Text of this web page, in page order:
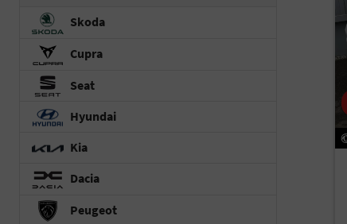
Skoda
Cupra
Seat
Hyundai
Kia
Dacia
Peugeot